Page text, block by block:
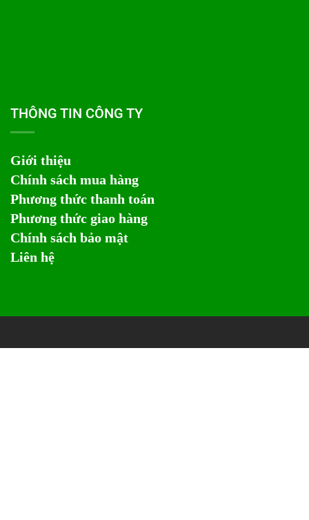
THÔNG TIN CÔNG TY
Giới thiệu
Chính sách mua hàng
Phương thức thanh toán
Phương thức giao hàng
Chính sách bảo mật
Liên hệ